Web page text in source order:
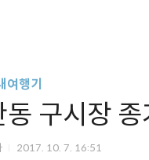
여행기
동 구시장
2017. 10. 7. 16:51